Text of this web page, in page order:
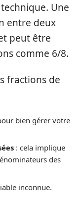
Une
entre deux
peut être
comme 6/8.
fractions de
bien gérer votre
: cela implique
des
inconnue.